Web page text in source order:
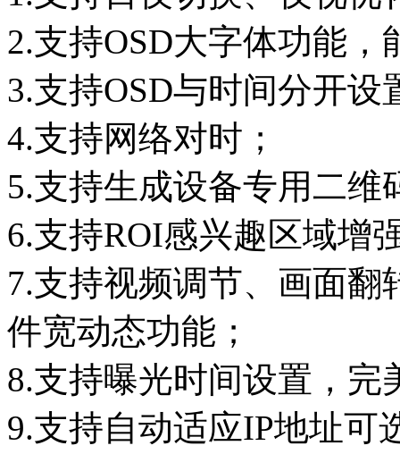
2.支持OSD大字体功能，
3.支持OSD与时间分开设
4.支持网络对时；
5.支持生成设备专用二
6.支持ROI感兴趣区域增
7.支持视频调节、画面
件宽动态功能；
8.支持曝光时间设置，完
9.支持自动适应IP地址可